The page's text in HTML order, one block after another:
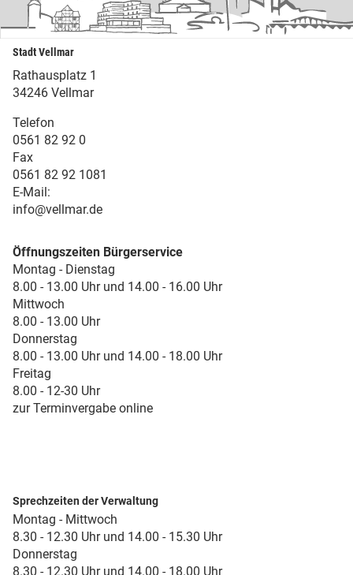
Stadt Vellmar
Rathausplatz 1
34246 Vellmar
Telefon
0561 82 92 0
Fax
0561 82 92 1081
E-Mail:
info@vellmar.de
Öffnungszeiten Bürgerservice
Montag - Dienstag
8.00 - 13.00 Uhr und 14.00 - 16.00 Uhr
Mittwoch
8.00 - 13.00 Uhr
Donnerstag
8.00 - 13.00 Uhr und 14.00 - 18.00 Uhr
Freitag
8.00 - 12-30 Uhr
zur Terminvergabe online
Sprechzeiten der Verwaltung
Montag - Mittwoch
8.30 - 12.30 Uhr und 14.00 - 15.30 Uhr
Donnerstag
8.30 - 12.30 Uhr und 14.00 - 18.00 Uhr